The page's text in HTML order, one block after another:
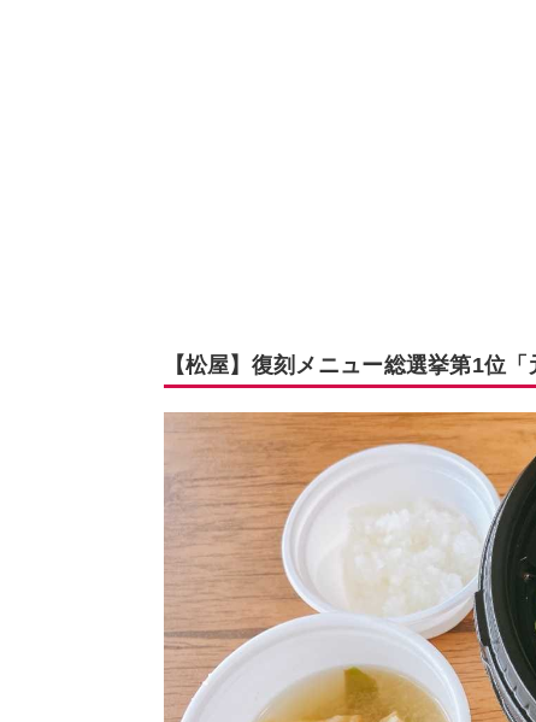
【松屋】復刻メニュー総選挙第1位